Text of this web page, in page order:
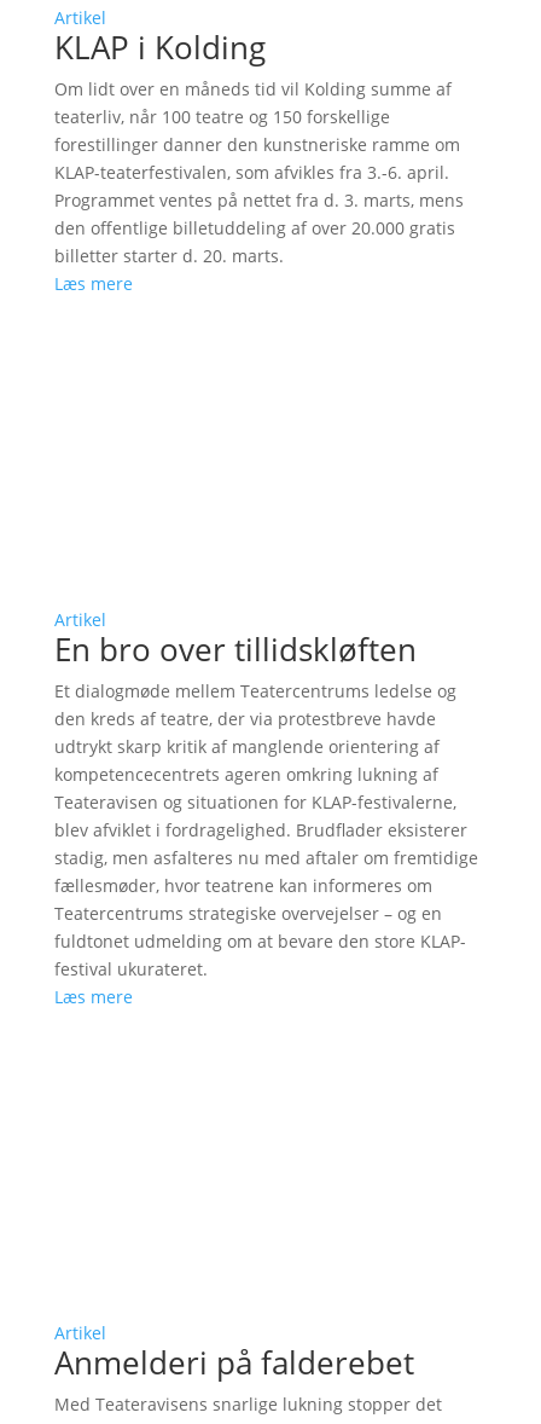
Artikel
KLAP i Kolding
Om lidt over en måneds tid vil Kolding summe af
teaterliv, når 100 teatre og 150 forskellige
forestillinger danner den kunstneriske ramme om
KLAP-teaterfestivalen, som afvikles fra 3.-6. april.
Programmet ventes på nettet fra d. 3. marts, mens
den offentlige billetuddeling af over 20.000 gratis
billetter starter d. 20. marts.
Læs mere
Artikel
En bro over tillidskløften
Et dialogmøde mellem Teatercentrums ledelse og
den kreds af teatre, der via protestbreve havde
udtrykt skarp kritik af manglende orientering af
kompetencecentrets ageren omkring lukning af
Teateravisen og situationen for KLAP-festivalerne,
blev afviklet i fordragelighed. Brudflader eksisterer
stadig, men asfalteres nu med aftaler om fremtidige
fællesmøder, hvor teatrene kan informeres om
Teatercentrums strategiske overvejelser – og en
fuldtonet udmelding om at bevare den store KLAP-
festival ukurateret.
Læs mere
Artikel
Anmelderi på falderebet
Med Teateravisens snarlige lukning stopper det